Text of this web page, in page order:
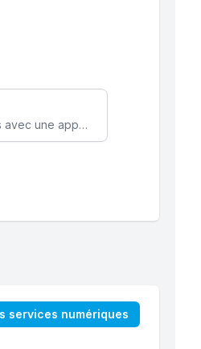
Augmentez l’engagement client et simplifiez vos processus avec une application mobile sur mesure, disponible sur iOS et Android.
services numériques